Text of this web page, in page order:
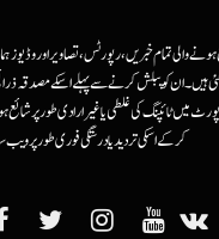
والی تمام خبریں، رپورٹس، تصاویر اور وڈیوز
ان کو پبلش کرنے سے پہلے اسکے مصدقہ
میں ٹائپنگ کی غلطی یا غیرارادی طور پر
کرکے اسکی تردید یا درستگی فوری طور پر